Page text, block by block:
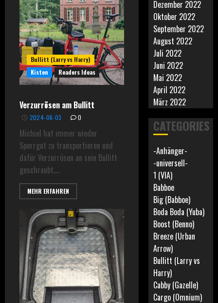
Bullitt (Larry vs Harry)
Kisten
Readers Ideas
Verzurrösen am Bullitt
2024-06-03 0
Michiel hat immer wieder
Sperrgut zu transportieren und
dafür Verzurrösen an sein Bullitt
geschraubt....
MEHR ERFAHREN
Dezember 2022
Oktober 2022
September 2022
August 2022
Juli 2022
Juni 2022
Mai 2022
April 2022
März 2022
CATEGORIES
-Anhänger-
-universell-
1 (VIA)
Babboe
Big (Babboe)
Boda Boda (Yuba)
Boost (Benno)
Breeze (Urban
Arrow)
Bullitt (Larry vs
Harry)
Cabby (Gazelle)
Cargo (Omnium)